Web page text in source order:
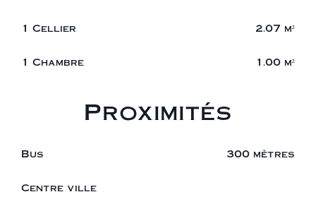
1 Cellier 2.07 m²
1 Chambre 1.00 m²
Proximités
Bus 300 mètres
Centre ville